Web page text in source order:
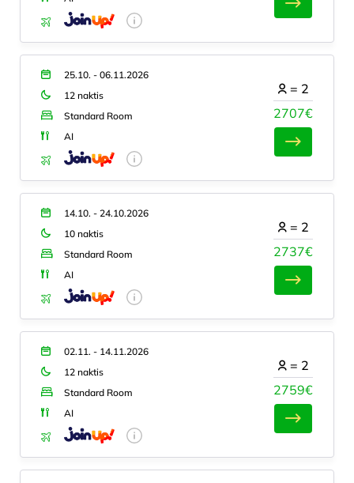
25.10. - 06.11.2026
12 naktis
Standard Room
AI
2707€
= 2
14.10. - 24.10.2026
10 naktis
Standard Room
AI
2737€
= 2
02.11. - 14.11.2026
12 naktis
Standard Room
AI
2759€
= 2